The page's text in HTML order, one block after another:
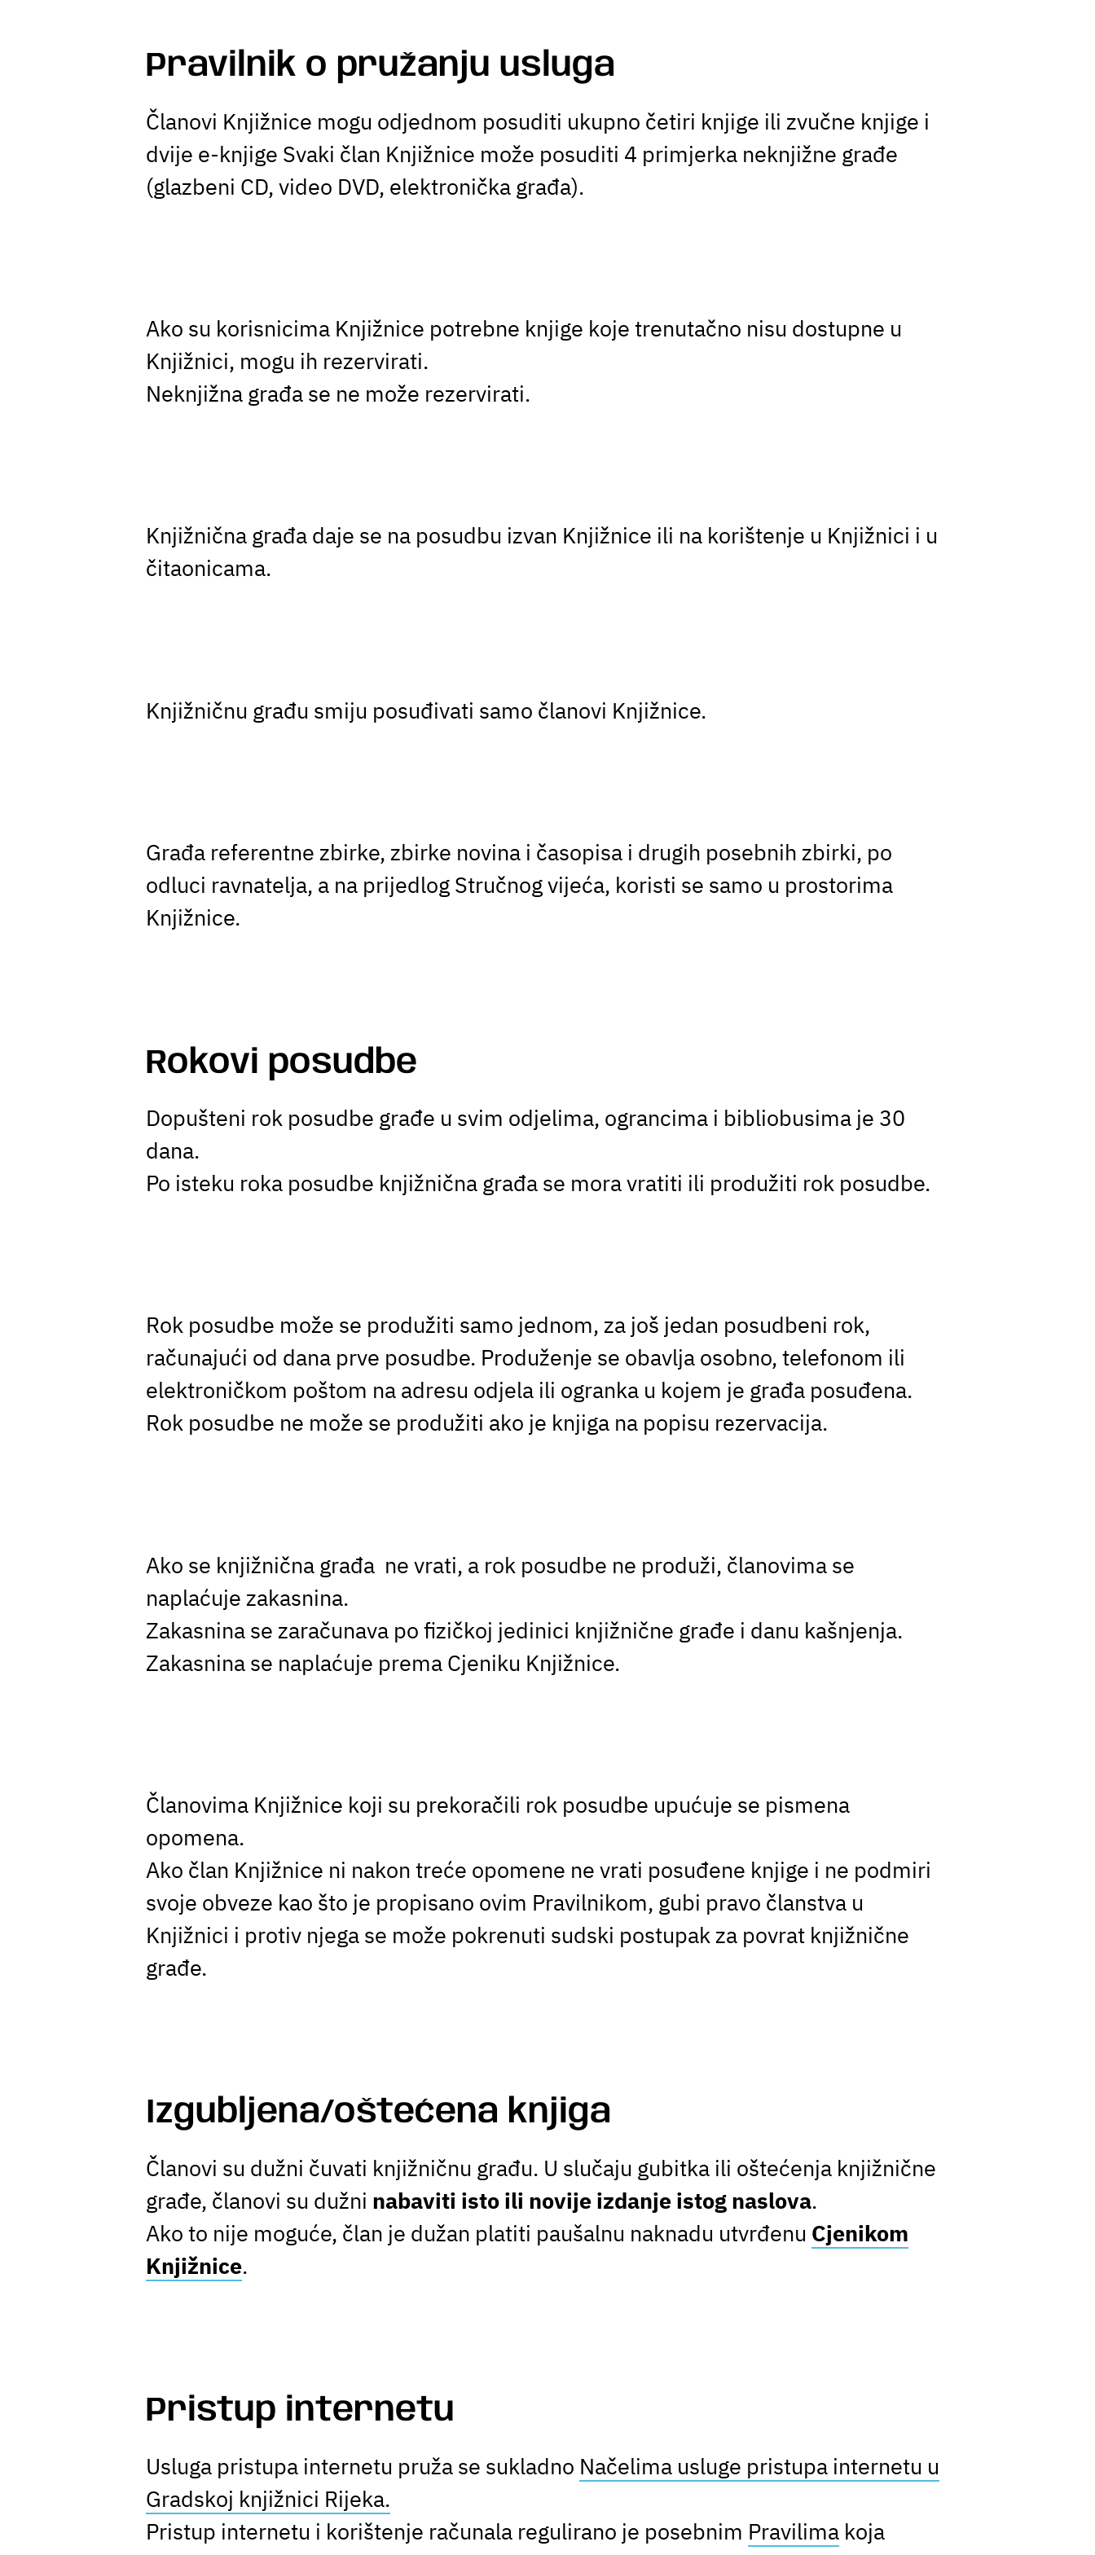
Pravilnik o pružanju usluga
Članovi Knjižnice mogu odjednom posuditi ukupno četiri knjige ili zvučne knjige i
dvije e-knjige Svaki član Knjižnice može posuditi 4 primjerka neknjižne građe
(glazbeni CD, video DVD, elektronička građa).
Ako su korisnicima Knjižnice potrebne knjige koje trenutačno nisu dostupne u
Knjižnici, mogu ih rezervirati.
Neknjižna građa se ne može rezervirati.
Knjižnična građa daje se na posudbu izvan Knjižnice ili na korištenje u Knjižnici i u
čitaonicama.
Knjižničnu građu smiju posuđivati samo članovi Knjižnice.
Građa referentne zbirke, zbirke novina i časopisa i drugih posebnih zbirki, po
odluci ravnatelja, a na prijedlog Stručnog vijeća, koristi se samo u prostorima
Knjižnice.
Rokovi posudbe
Dopušteni rok posudbe građe u svim odjelima, ograncima i bibliobusima je 30
dana.
Po isteku roka posudbe knjižnična građa se mora vratiti ili produžiti rok posudbe.
Rok posudbe može se produžiti samo jednom, za još jedan posudbeni rok,
računajući od dana prve posudbe. Produženje se obavlja osobno, telefonom ili
elektroničkom poštom na adresu odjela ili ogranka u kojem je građa posuđena.
Rok posudbe ne može se produžiti ako je knjiga na popisu rezervacija.
Ako se knjižnična građa ne vrati, a rok posudbe ne produži, članovima se
naplaćuje zakasnina.
Zakasnina se zaračunava po fizičkoj jedinici knjižnične građe i danu kašnjenja.
Zakasnina se naplaćuje prema Cjeniku Knjižnice.
Članovima Knjižnice koji su prekoračili rok posudbe upućuje se pismena
opomena.
Ako član Knjižnice ni nakon treće opomene ne vrati posuđene knjige i ne podmiri
svoje obveze kao što je propisano ovim Pravilnikom, gubi pravo članstva u
Knjižnici i protiv njega se može pokrenuti sudski postupak za povrat knjižnične
građe.
Izgubljena/oštećena knjiga
Članovi su dužni čuvati knjižničnu građu. U slučaju gubitka ili oštećenja knjižnične
građe, članovi su dužni nabaviti isto ili novije izdanje istog naslova.
Ako to nije moguće, član je dužan platiti paušalnu naknadu utvrđenu Cjenikom
Knjižnice.
Pristup internetu
Usluga pristupa internetu pruža se sukladno Načelima usluge pristupa internetu u
Gradskoj knjižnici Rijeka.
Pristup internetu i korištenje računala regulirano je posebnim Pravilima koja